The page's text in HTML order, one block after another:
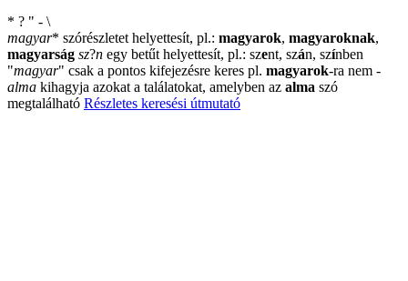
* ? " - \
magyar* szórészletet helyettesít, pl.: magyarok, magyaroknak,
magyarság sz?n egy betűt helyettesít, pl.: szent, szán, színben
"magyar" csak a pontos kifejezésre keres pl. magyarok-ra nem -
alma kihagyja azokat a találatokat, amelyben az alma szó
megtalálható Részletes keresési útmutató